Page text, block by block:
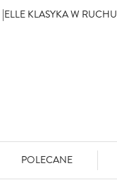
ELLE KLASYKA W RUCHU
POLECANE